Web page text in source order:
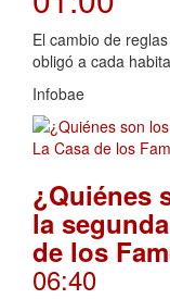
El cambio de
obligó a cada
Infobae
¿Quiénes
la
de los
06:40